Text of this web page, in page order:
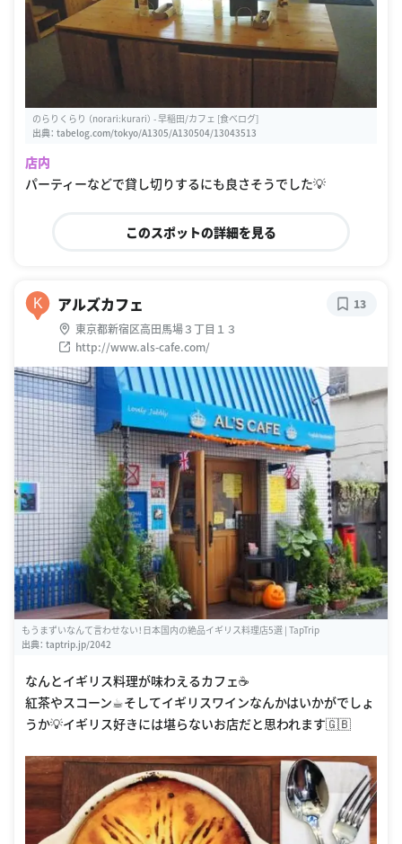
のらりくらり （norari:kurari） - 早稲田/カフェ [食べログ]
出典： tabelog.com/tokyo/A1305/A130504/13043513
店内
パーティーなどで貸し切りするにも良さそうでした💡
このスポットの詳細を見る
K アルズカフェ
東京都新宿区高田馬場３丁目１３
http://www.als-cafe.com/
13
もうまずいなんて言わせない！日本国内の絶品イギリス料理店5選 | TapTrip
出典： taptrip.jp/2042
なんとイギリス料理が味わえるカフェ☕️
紅茶やスコーン☕︎そしてイギリスワインなんかはいかがでしょ
うか💡イギリス好きには堪らないお店だと思われます🇬🇧